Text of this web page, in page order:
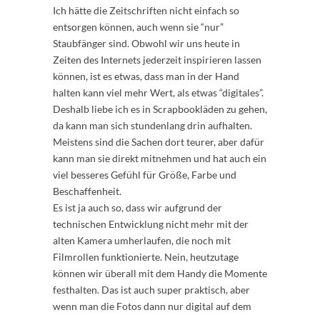
Ich hätte die Zeitschriften nicht einfach so
entsorgen können, auch wenn sie “nur”
Staubfänger sind. Obwohl wir uns heute in
Zeiten des Internets jederzeit inspirieren lassen
können, ist es etwas, dass man in der Hand
halten kann viel mehr Wert, als etwas “digitales”.
Deshalb liebe ich es in Scrapbookläden zu gehen,
da kann man sich stundenlang drin aufhalten.
Meistens sind die Sachen dort teurer, aber dafür
kann man sie direkt mitnehmen und hat auch ein
viel besseres Gefühl für Größe, Farbe und
Beschaffenheit.
Es ist ja auch so, dass wir aufgrund der
technischen Entwicklung nicht mehr mit der
alten Kamera umherlaufen, die noch mit
Filmrollen funktionierte. Nein, heutzutage
können wir überall mit dem Handy die Momente
festhalten. Das ist auch super praktisch, aber
wenn man die Fotos dann nur digital auf dem